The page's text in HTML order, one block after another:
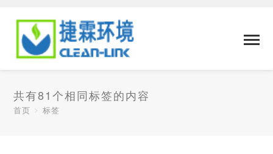
共有81个相同标签的内容
首页 标签